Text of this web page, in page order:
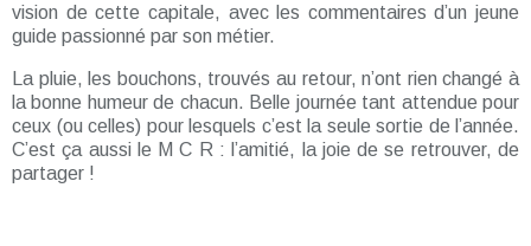
vision de cette capitale, avec les commentaires d’un jeune
guide passionné par son métier.
La pluie, les bouchons, trouvés au retour, n’ont rien changé à
la bonne humeur de chacun. Belle journée tant attendue pour
ceux (ou celles) pour lesquels c’est la seule sortie de l’année.
C’est ça aussi le M C R : l’amitié, la joie de se retrouver, de
partager !